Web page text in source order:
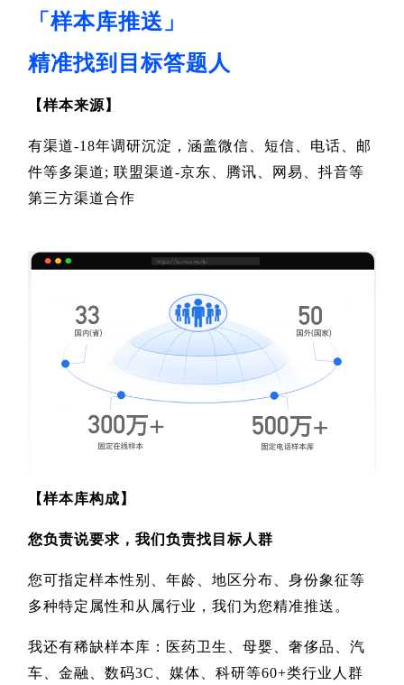
「样本库推送」
精准找到目标答题人
【样本来源 】
有渠道-18年调研沉淀，涵盖微信、短信、电话、邮
件等多渠道; 联盟渠道-京东、腾讯、网易、抖音等
第三方渠道合作
【样本库构成 】
您负责说要求，我们负责找目标人群
您可指定样本性别、年龄、地区分布、身份象征等
多种特定属性和从属行业，我们为您精准推送。
我还有稀缺样本库： 医药卫生、母婴、奢侈品、汽
车、金融、数码3C、媒体、科研等60+类行业人群